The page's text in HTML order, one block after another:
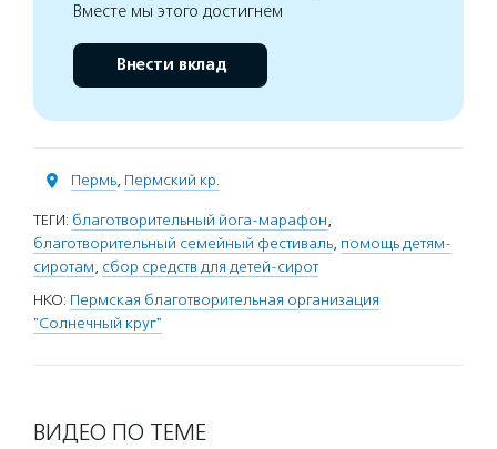
Вместе мы этого достигнем
Внести вклад
Пермь, Пермский кр.
ТЕГИ: благотворительный йога-марафон,
благотворительный семейный фестиваль, помощь детям-
сиротам, сбор средств для детей-сирот
НКО: Пермская благотворительная организация
"Солнечный круг"
ВИДЕО ПО ТЕМЕ